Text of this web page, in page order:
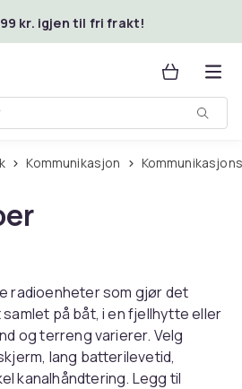
kr. igjen til fri frakt!
Kommunikasjon
radioenheter som gjør det
på båt, i en fjellhytte eller
og terreng varierer. Velg
lang batterilevetid,
kanalhåndtering. Legg til